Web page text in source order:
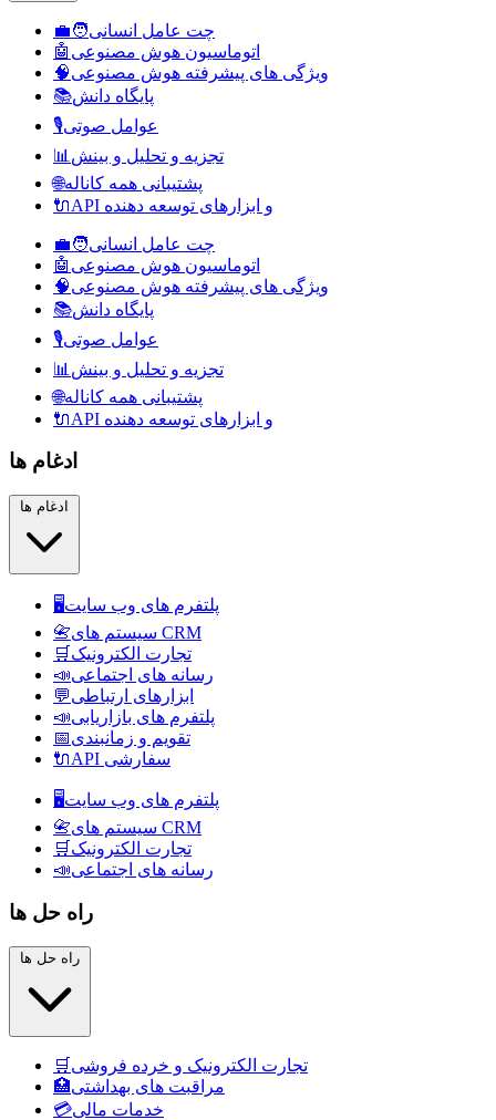
🧑‍💼چت عامل انسانی
🤖 اتوماسیون هوش مصنوعی
🧠ویژگی های پیشرفته هوش مصنوعی
📚پایگاه دانش
🎙️عوامل صوتی
📊 تجزیه و تحلیل و بینش
🌐پشتیبانی همه کاناله
🔌
API و ابزارهای توسعه دهنده
🧑‍💼چت عامل انسانی
🤖 اتوماسیون هوش مصنوعی
🧠ویژگی های پیشرفته هوش مصنوعی
📚پایگاه دانش
🎙️عوامل صوتی
📊 تجزیه و تحلیل و بینش
🌐پشتیبانی همه کاناله
🔌
API و ابزارهای توسعه دهنده
ادغام ها
🖥️پلتفرم های وب سایت
📇
سیستم های CRM
🛒 تجارت الکترونیک
📣رسانه های اجتماعی
💬ابزارهای ارتباطی
📣پلتفرم های بازاریابی
📅تقویم و زمانبندی
🔌
API سفارشی
🖥️پلتفرم های وب سایت
📇
سیستم های CRM
🛒 تجارت الکترونیک
📣رسانه های اجتماعی
راه حل ها
🛒 تجارت الکترونیک و خرده فروشی
🏥مراقبت های بهداشتی
💳خدمات مالی